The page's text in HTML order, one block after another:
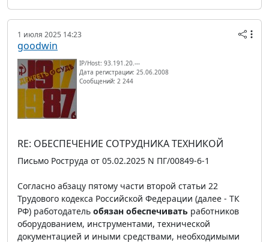
1 июля 2025 14:23
goodwin
IP/Host: 93.191.20.---
Дата регистрации: 25.06.2008
Сообщений: 2 244
RE: ОБЕСПЕЧЕНИЕ СОТРУДНИКА ТЕХНИКОЙ
Письмо Роструда от 05.02.2025 N ПГ/00849-6-1
Согласно абзацу пятому части второй статьи 22
Трудового кодекса Российской Федерации (далее - ТК
РФ) работодатель обязан обеспечивать работников
оборудованием, инструментами, технической
документацией и иными средствами, необходимыми